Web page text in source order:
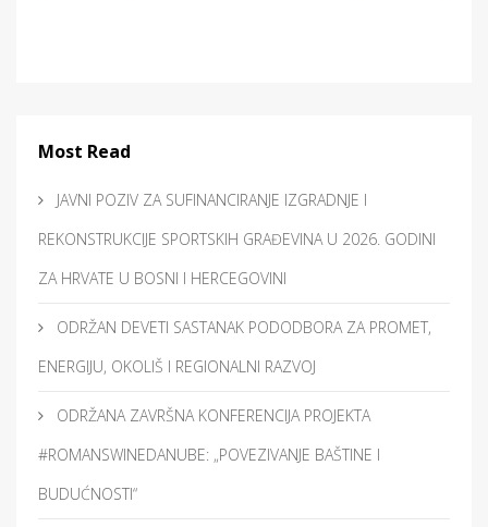
Most Read
JAVNI POZIV ZA SUFINANCIRANJE IZGRADNJE I
REKONSTRUKCIJE SPORTSKIH GRAĐEVINA U 2026. GODINI
ZA HRVATE U BOSNI I HERCEGOVINI
ODRŽAN DEVETI SASTANAK PODODBORA ZA PROMET,
ENERGIJU, OKOLIŠ I REGIONALNI RAZVOJ
ODRŽANA ZAVRŠNA KONFERENCIJA PROJEKTA
#ROMANSWINEDANUBE: „POVEZIVANJE BAŠTINE I
BUDUĆNOSTI“